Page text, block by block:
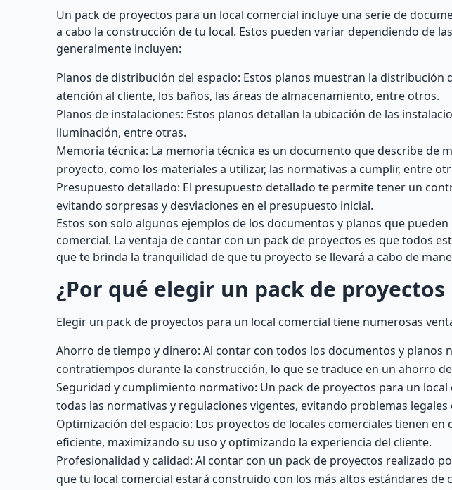
Un pack de proyectos para un local comercial incluye una serie de
a cabo la construcción de tu local. Estos pueden variar dependiendo de
generalmente incluyen:
Planos de distribución del espacio: Estos planos muestran la distribución
atención al cliente, los baños, las áreas de almacenamiento, entre otros.
Planos de instalaciones: Estos planos detallan la ubicación de las
iluminación, entre otras.
Memoria técnica: La memoria técnica es un documento que describe de
proyecto, como los materiales a utilizar, las normativas a cumplir, entre
Presupuesto detallado: El presupuesto detallado te permite tener un
evitando sorpresas y desviaciones en el presupuesto inicial.
Estos son solo algunos ejemplos de los documentos y planos que
comercial. La ventaja de contar con un pack de proyectos es que todos
que te brinda la tranquilidad de que tu proyecto se llevará a cabo de
¿Por qué elegir un pack de
Elegir un pack de proyectos para un local comercial tiene numerosas
Ahorro de tiempo y dinero: Al contar con todos los documentos y planos
contratiempos durante la construcción, lo que se traduce en un ahorro
Seguridad y cumplimiento normativo: Un pack de proyectos para un
todas las normativas y regulaciones vigentes, evitando problemas
Optimización del espacio: Los proyectos de locales comerciales tienen
eficiente, maximizando su uso y optimizando la experiencia del cliente.
Profesionalidad y calidad: Al contar con un pack de proyectos realizado
que tu local comercial estará construido con los más altos estándares de